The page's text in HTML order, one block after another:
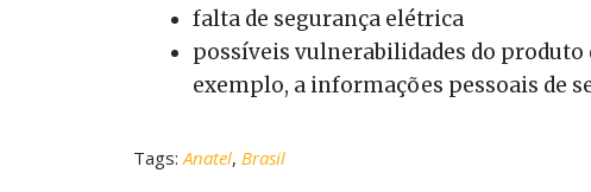
falta de segurança elétrica
possíveis vulnerabilidades do
exemplo, a informações pessoais de
Tags: Anatel, Brasil